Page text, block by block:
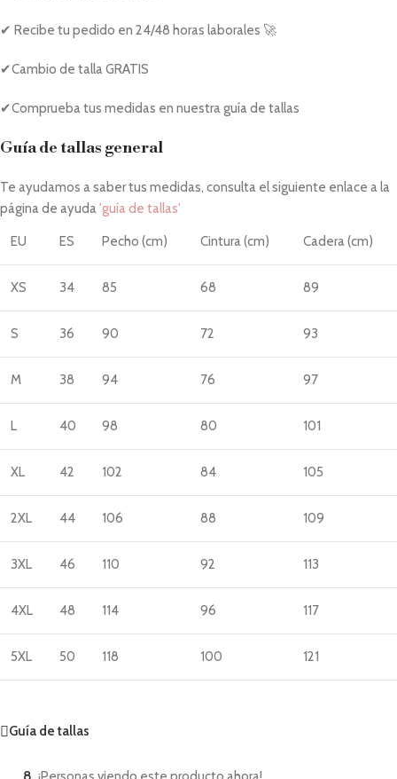
✔ Recibe tu pedido en 24/48 horas laborales 🚀
✔Cambio de talla GRATIS
✔Comprueba tus medidas en nuestra guía de tallas
Guía de tallas general
Te ayudamos a saber tus medidas, consulta el siguiente enlace a la
página de ayuda'guía de tallas'
EU ES Pecho (cm) Cintura (cm) Cadera (cm)
XS 34 85 68 89
S 36 90 72 93
M 38 94 76 97
L 40 98 80 101
XL 42 102 84 105
2XL 44 106 88 109
3XL 46 110 92 113
4XL 48 114 96 117
5XL 50 118 100 121
Guía de tallas